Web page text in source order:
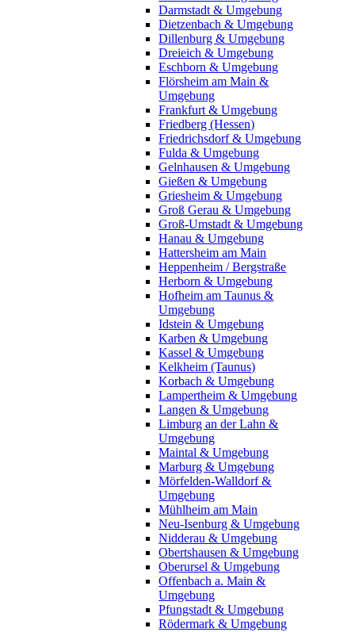
Darmstadt & Umgebung
Dietzenbach & Umgebung
Dillenburg & Umgebung
Dreieich & Umgebung
Eschborn & Umgebung
Flörsheim am Main &
Umgebung
Frankfurt & Umgebung
Friedberg (Hessen)
Friedrichsdorf & Umgebung
Fulda & Umgebung
Gelnhausen & Umgebung
Gießen & Umgebung
Griesheim & Umgebung
Groß Gerau & Umgebung
Groß-Umstadt & Umgebung
Hanau & Umgebung
Hattersheim am Main
Heppenheim / Bergstraße
Herborn & Umgebung
Hofheim am Taunus &
Umgebung
Idstein & Umgebung
Karben & Umgebung
Kassel & Umgebung
Kelkheim (Taunus)
Korbach & Umgebung
Lampertheim & Umgebung
Langen & Umgebung
Limburg an der Lahn &
Umgebung
Maintal & Umgebung
Marburg & Umgebung
Mörfelden-Walldorf &
Umgebung
Mühlheim am Main
Neu-Isenburg & Umgebung
Nidderau & Umgebung
Obertshausen & Umgebung
Oberursel & Umgebung
Offenbach a. Main &
Umgebung
Pfungstadt & Umgebung
Rödermark & Umgebung